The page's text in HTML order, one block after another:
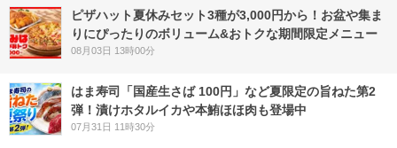
ピザハット夏休みセット3種が3,000円から！お盆や集ま
りにぴったりのボリューム&おトクな期間限定メニュー
08月03日 13時00分
はま寿司「国産生さば 100円」など夏限定の旨ねた第2
弾！漬けホタルイカや本鮪ほほ肉も登場中
07月31日 11時30分